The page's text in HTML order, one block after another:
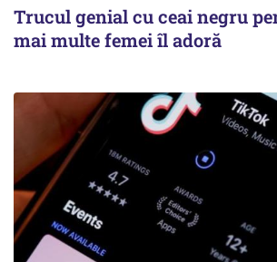
Trucul genial cu ceai negru
mai multe femei îl adoră